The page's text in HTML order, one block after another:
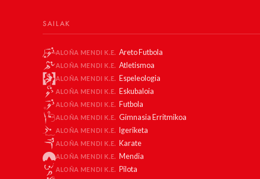
SAILAK
ALOÑA MENDI K.E. Areto Futbola
ALOÑA MENDI K.E. Atletismoa
ALOÑA MENDI K.E. Espeleologia
ALOÑA MENDI K.E. Eskubaloia
ALOÑA MENDI K.E. Futbola
ALOÑA MENDI K.E. Gimnasia Erritmikoa
ALOÑA MENDI K.E. Igeriketa
ALOÑA MENDI K.E. Karate
ALOÑA MENDI K.E. Mendia
ALOÑA MENDI K.E.
Pilota